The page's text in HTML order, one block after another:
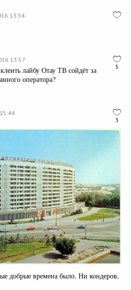
13:54
5
13:57
лайбу Отау ТВ сойдёт за
оператора?
3
добрые времена было. Ни кондеров,